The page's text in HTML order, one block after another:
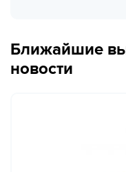
Ближайшие
новости